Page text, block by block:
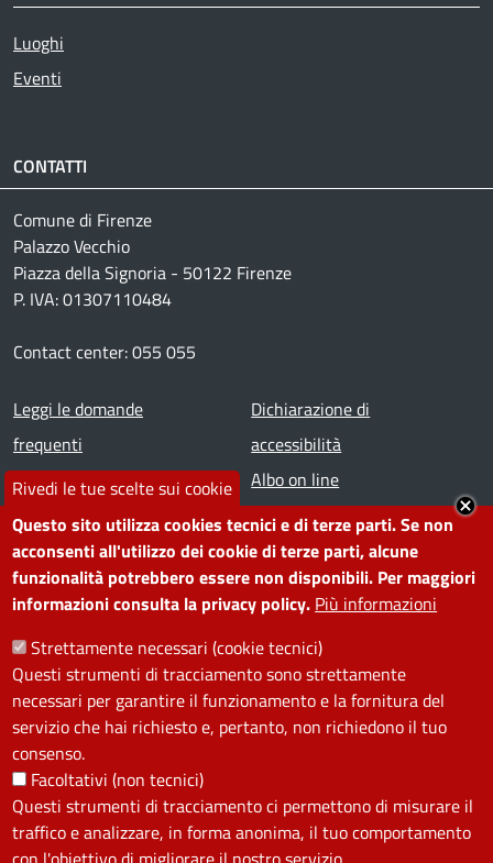
Rivedi le tue scelte sui cookie
Questo sito utilizza cookies tecnici e di terze parti. Se non
acconsenti all'utilizzo dei cookie di terze parti, alcune
funzionalità potrebbero essere non disponibili. Per maggiori
informazioni consulta la privacy policy. Più informazioni
Strettamente necessari (cookie tecnici)
Questi strumenti di tracciamento sono strettamente
necessari per garantire il funzionamento e la fornitura del
servizio che hai richiesto e, pertanto, non richiedono il tuo
consenso.
Facoltativi (non tecnici)
Questi strumenti di tracciamento ci permettono di misurare il
traffico e analizzare, in forma anonima, il tuo comportamento
Luoghi
Eventi
CONTATTI
Comune di Firenze
Palazzo Vecchio
Piazza della Signoria - 50122 Firenze
P. IVA: 01307110484
Contact center: 055 055
Footer menu
Leggi le domande
frequenti
Prenota appuntamento
Segnala disservizio
Amministrazione
trasparente
Note legali
Dichiarazione di
accessibilità
Albo on line
Redazione web
Piano di miglioramento dei
servizi
Contatti
SEGUICI SU
Facebook
Instagram
YouTube
Telegram
WhatsApp
TwitterLinkedin
PRIVACY